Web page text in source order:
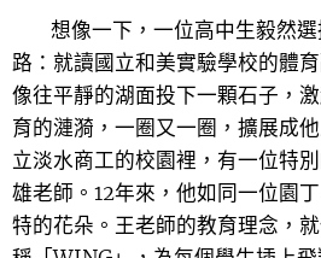
想像一下，一位高中生毅然
路：就讀國立和美實驗學校的體
像往平靜的湖面投下一顆石子，
育的漣漪，一圈又一圈，擴展成
立淡水商工的校園裡，有一位
雄老師。12年來，他如同一位園
特的花朵。王老師的教育理念，